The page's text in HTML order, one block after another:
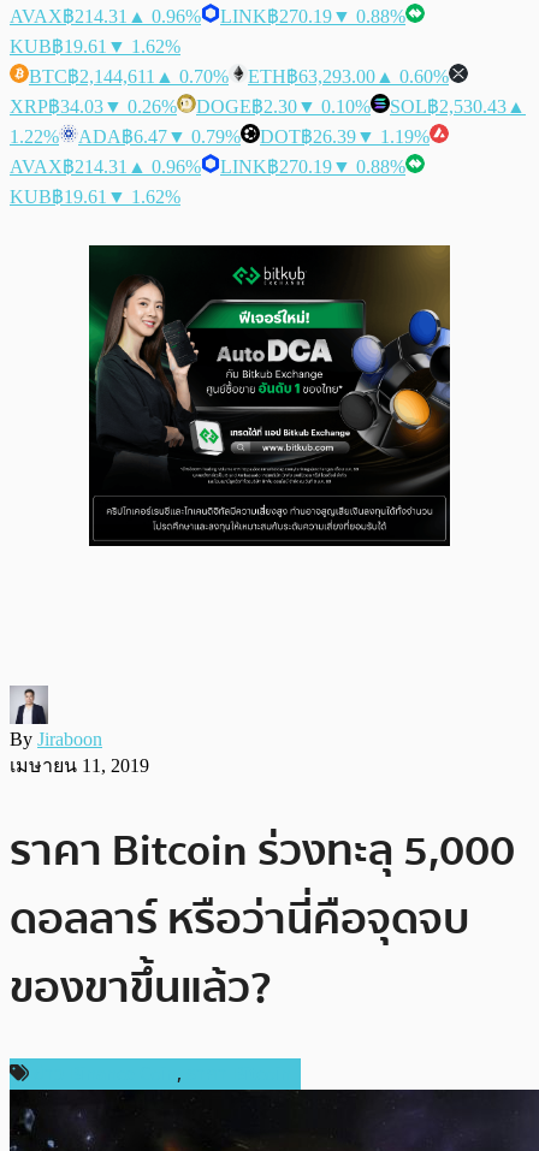
AVAX฿214.31 ▲ 0.96% LINK฿270.19▼ 0.88%
KUB฿19.61 ▼ 1.62%
BTC฿2,144,611 ▲ 0.70% ETH฿63,293.00 ▲ 0.60%
XRP฿34.03▼ 0.26% DOGE฿2.30▼ 0.10% SOL฿2,530.43 ▲
1.22%
ADA฿6.47▼ 0.79% DOT฿26.39▼ 1.19%
AVAX฿214.31 ▲ 0.96% LINK฿270.19▼ 0.88%
KUB฿19.61 ▼ 1.62%
By Jiraboon
เมษายน 11, 2019
ราคา Bitcoin ร่วงทะลุ 5,000
ดอลลาร์ หรือว่านี่คือจุดจบ
ของขาขึ้นแล้ว?
,